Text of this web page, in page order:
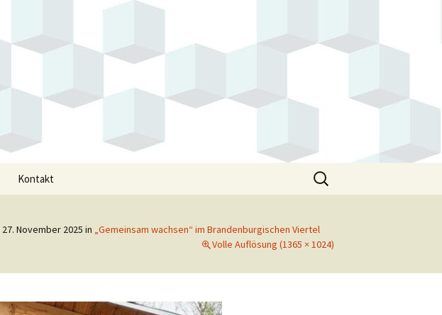
Kontakt
Suchen
nach:
27. November 2025 in „Gemeinsam wachsen“ im Brandenburgischen Viertel
Volle Auflösung (1365 × 1024)